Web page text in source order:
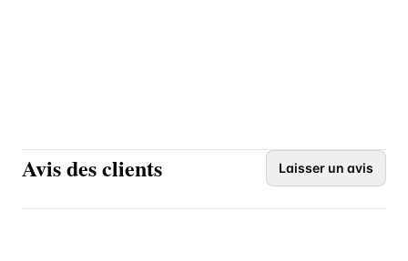
Avis des clients Laisser un avis